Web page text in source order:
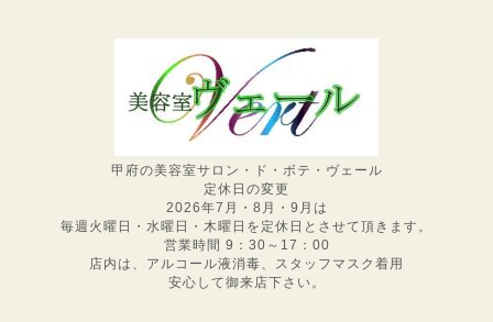
甲府の美容室サロン・ド・ボテ・ヴェール
定休日の変更
2026年7月・8月・9月は
毎週火曜日・水曜日・木曜日を定休日とさせて頂きます。
営業時間 9：30～17：00
店内は、アルコール液消毒、スタッフマスク着用
安心して御来店下さい。